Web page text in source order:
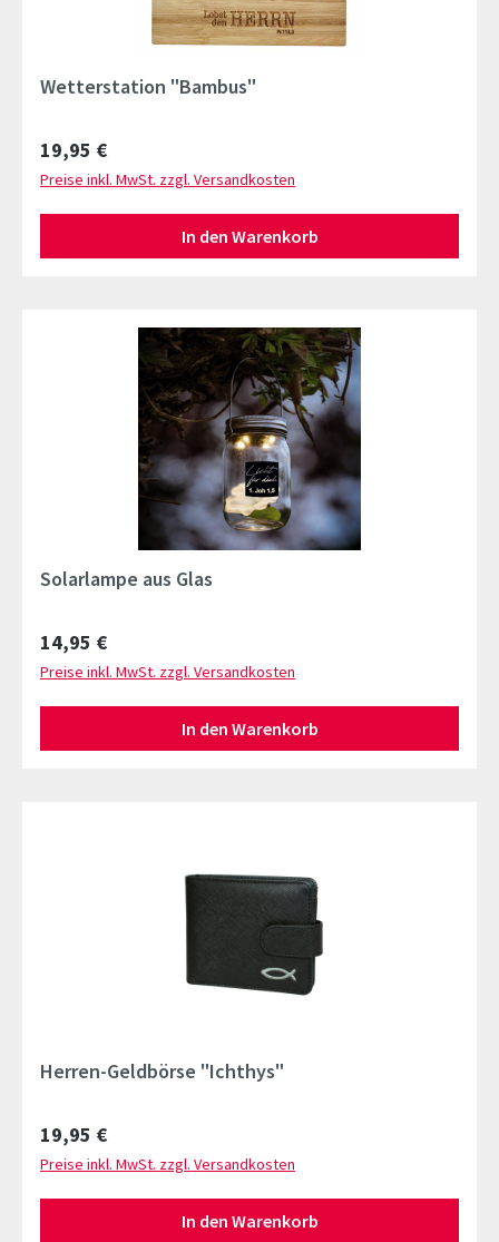
Wetterstation "Bambus"
Regulärer Preis:
19,95 €
Preise inkl. MwSt. zzgl. Versandkosten
In den Warenkorb
Solarlampe aus Glas
Regulärer Preis:
14,95 €
Preise inkl. MwSt. zzgl. Versandkosten
In den Warenkorb
Herren-Geldbörse "Ichthys"
Regulärer Preis:
19,95 €
Preise inkl. MwSt. zzgl. Versandkosten
In den Warenkorb